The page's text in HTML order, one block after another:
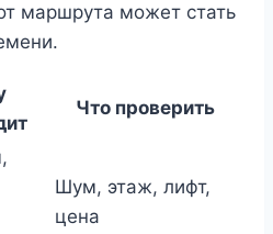
маршрута может стать
Что проверить
Шум, этаж, лифт,
цена